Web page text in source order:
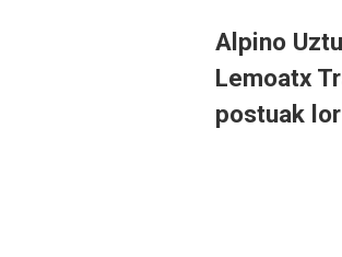
Alpino
Lemoatx
postuak